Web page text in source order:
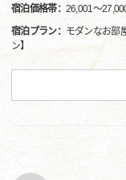
宿泊価格帯： 26,001～
宿泊プラン： モダンなお部
ン】